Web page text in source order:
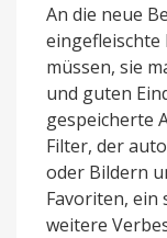
An die neue
müssen, sie
und guten
gespeicherte
Filter, der
oder Bildern
Favoriten, ein
weitere